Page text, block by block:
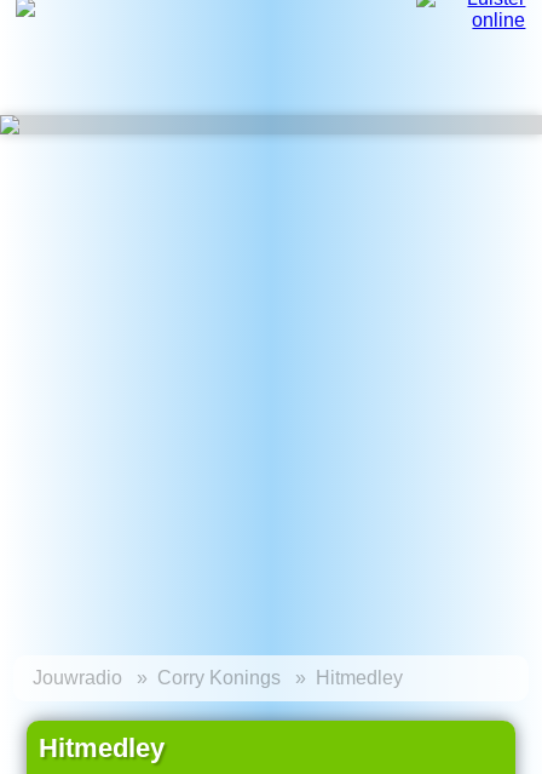
Jouwradio Corry Konings Hitmedley
Hitmedley